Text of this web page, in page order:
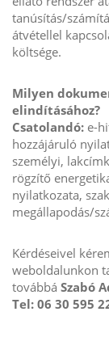
tanúsítás/
átvétellel
költsége.
Milyen
elindításához?
Csatolandó: e-
hozzájáruló
személyi,
rögzítő
nyilatkozata,
megállapodás/
Kérdéseivel
weboldalunkon
továbbá Szabó
Tel: 06 30 595